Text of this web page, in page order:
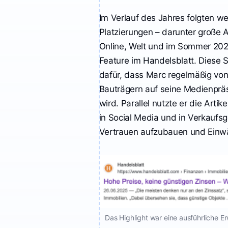
man natürlich selbst,
aber der rote Teppich
ist ausgerollt. Marc
Odoy“
Im Verlauf des Jahres folgten
Platzierungen – darunter große
Online, Welt und im Sommer
Feature im Handelsblatt. Diese
dafür, dass Marc regelmäßig
Bauträgern auf seine
wird. Parallel nutzte er die
in Social Media und in
Vertrauen aufzubauen und
Das Highlight war eine ausführliche